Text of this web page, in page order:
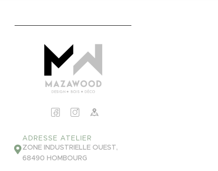
ADRESSE ATELIER
ZONE INDUSTRIELLE OUEST,
68490 HOMBOURG